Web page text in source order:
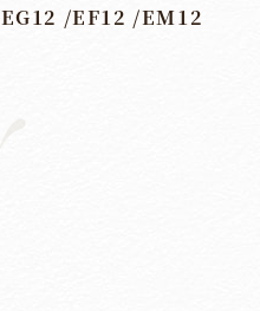
EG12 /EF12 /EM12